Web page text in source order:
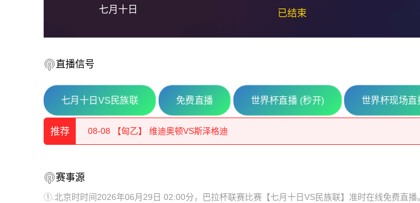
七月十日 已结束
直播信号
七月十日VS民族联 免费直播 世界杯直播 (秒开) 世界杯现场直
推荐
08-08 【奥丙】 布雷堡VSATSV沃夫堡
08-08 【匈乙】 维迪奥顿VS斯泽格迪
赛事源
①.北京时时间2026年06月29日 02:00分，巴拉杯联赛比赛【七月十日VS民族联】准时在线免费直播。